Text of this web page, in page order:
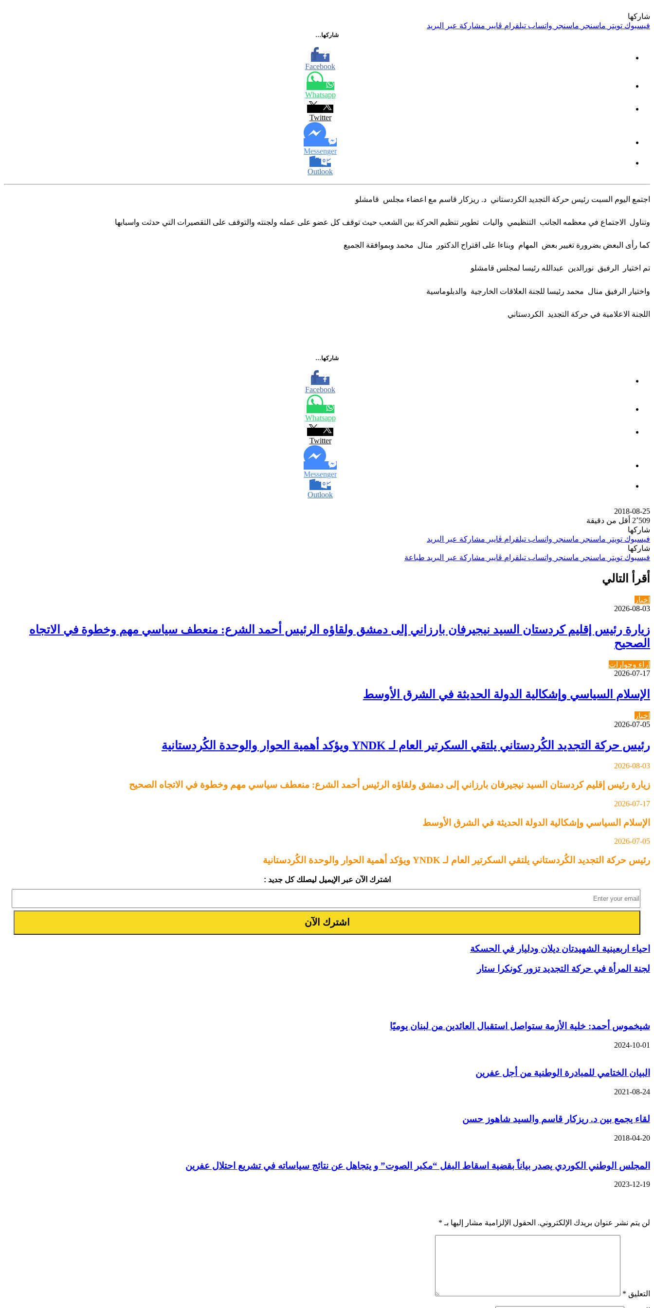
شاركها
فيسبوك تويتر ماسنجر ماسنجر واتساب تيلقرام ڤايبر مشاركة عبر البريد
شاركها…
Facebook
Whatsapp
Twitter
Messenger
Outlook
اجتمع اليوم السبت رئيس حركة التجديد الكردستاني د. ريزكار قاسم مع اعضاء مجلس قامشلو
وتناول الاجتماع في معظمه الجانب التنظيمي واليات تطوير تنظيم الحركة بين الشعب حيث توقف كل عضو على عمله ولجنته والتوقف على التقصيرات التي حدثت واسبابها
كما رأى البعض بضرورة تغيير بعض المهام وبناءا على اقتراح الدكتور منال محمد وبموافقة الجميع
تم اختيار الرفيق نورالدين عبدالله رئيسا لمجلس قامشلو
واختيار الرفيق منال محمد رئيسا للجنة العلاقات الخارجية والدبلوماسية
اللجنة الاعلامية في حركة التجديد الكردستاني
شاركها…
Facebook
Whatsapp
Twitter
Messenger
Outlook
2018-08-25
2٬509 أقل من دقيقة
شاركها
فيسبوك تويتر ماسنجر ماسنجر واتساب تيلقرام ڤايبر مشاركة عبر البريد
شاركها
فيسبوك تويتر ماسنجر ماسنجر واتساب تيلقرام ڤايبر مشاركة عبر البريد طباعة
أقرأ التالي
اخبار
2026-08-03
زيارة رئيس إقليم كردستان السيد نيجيرفان بارزاني إلى دمشق ولقاؤه الرئيس أحمد الشرع: منعطف سياسي مهم وخطوة في الاتجاه
الصحيح
اراء وحوارات
2026-07-17
الإسلام السياسي وإشكالية الدولة الحديثة في الشرق الأوسط
اخبار
2026-07-05
رئيس حركة التجديد الكُردستاني يلتقي السكرتير العام لـ YNDK ويؤكد أهمية الحوار والوحدة الكُردستانية
2026-08-03
زيارة رئيس إقليم كردستان السيد نيجيرفان بارزاني إلى دمشق ولقاؤه الرئيس أحمد الشرع: منعطف سياسي مهم وخطوة في الاتجاه الصحيح
2026-07-17
الإسلام السياسي وإشكالية الدولة الحديثة في الشرق الأوسط
2026-07-05
رئيس حركة التجديد الكُردستاني يلتقي السكرتير العام لـ YNDK ويؤكد أهمية الحوار والوحدة الكُردستانية
اشترك الآن عبر الإيميل ليصلك كل جديد :
احياء اربعينية الشهيدتان ديلان ودليار في الحسكة
لجنة المرأة في حركة التجديد تزور كونكرا ستار
شيخموس أحمد: خلية الأزمة ستواصل استقبال العائدين من لبنان يوميًا
2024-10-01
البيان الختامي للمبادرة الوطنية من أجل عفرين
2021-08-24
لقاء يجمع بين د. ريزكار قاسم والسيد شاهوز حسن
2018-04-20
المجلس الوطني الكوردي يصدر بياناً بقضية اسقاط البفل “مكبر الصوت” و يتجاهل عن نتائج سياساته في تشريع احتلال عفرين
2023-12-19
لن يتم نشر عنوان بريدك الإلكتروني. الحقول الإلزامية مشار إليها بـ *
التعليق *